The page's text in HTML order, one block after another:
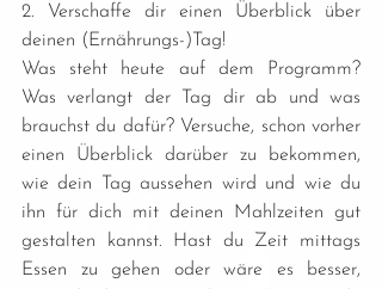
2. Verschaffe dir einen Überblick über
deinen (Ernährungs-)Tag!
Was steht heute auf dem Programm?
Was verlangt der Tag dir ab und was
brauchst du dafür? Versuche, schon vorher
einen Überblick darüber zu bekommen,
wie dein Tag aussehen wird und wie du
ihn für dich mit deinen Mahlzeiten gut
gestalten kannst. Hast du Zeit mittags
Essen zu gehen oder wäre es besser,